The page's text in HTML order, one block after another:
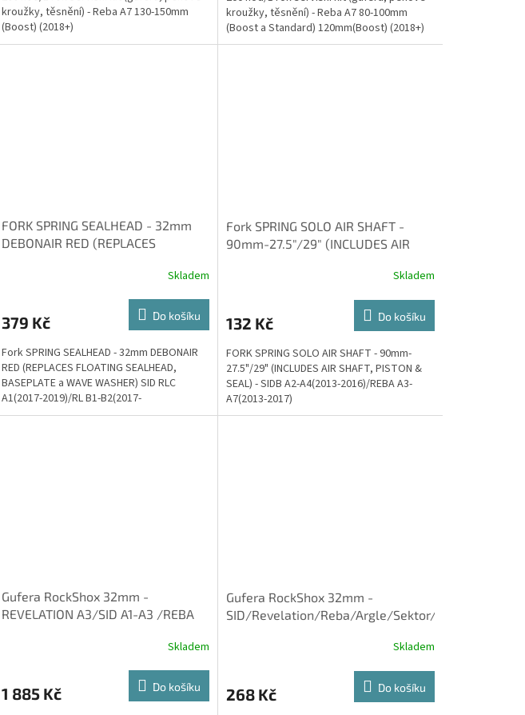
kroužky, těsnění) - Reba A7 130-150mm
(Boost) (2018+)
kroužky, těsnění) - Reba A7 80-100mm
(Boost a Standard) 120mm(Boost) (2018+)
FORK SPRING SEALHEAD - 32mm
DEBONAIR RED (REPLACES
Skladem
379 Kč Do košíku
Fork SPRING SEALHEAD - 32mm DEBONAIR
RED (REPLACES FLOATING SEALHEAD,
BASEPLATE a WAVE WASHER) SID RLC
A1(2017-2019)/RL B1-B2(2017-
2019)/B4(2020+)
Fork SPRING SOLO AIR SHAFT -
90mm-27.5"/29" (INCLUDES AIR
Skladem
132 Kč Do košíku
FORK SPRING SOLO AIR SHAFT - 90mm-
27.5"/29" (INCLUDES AIR SHAFT, PISTON &
SEAL) - SIDB A2-A4(2013-2016)/REBA A3-
A7(2013-2017)
Gufera RockShox 32mm -
REVELATION A3/SID A1-A3 /REBA
Skladem
1 885 Kč Do košíku
Gufera RockShox 32mm -
SID/Revelation/Reba/Argle/Sektor/TORA/Recon/
Skladem
268 Kč Do košíku